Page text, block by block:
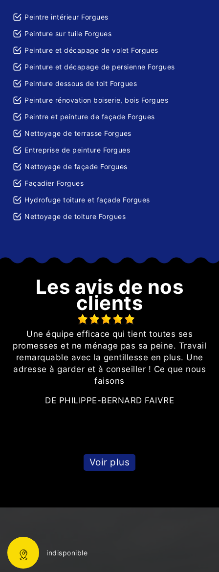
Peintre intérieur Forgues
Peinture sur tuile Forgues
Peinture et décapage de volet Forgues
Peinture et décapage de persienne Forgues
Peinture dessous de toit Forgues
Peinture rénovation boiserie, bois Forgues
Peintre et peinture de façade Forgues
Nettoyage de terrasse Forgues
Entreprise de peinture Forgues
Nettoyage de façade Forgues
Façadier Forgues
Hydrofuge toiture et façade Forgues
Nettoyage de toiture Forgues
Les avis de nos
clients
Une équipe efficace qui tient toutes ses
promesses et ne ménage pas sa peine. Travail
remarquable avec la gentillesse en plus. Une
adresse à garder et à conseiller ! Ce que nous
faisons
DE PHILIPPE-BERNARD FAIVRE
Voir plus
indisponible